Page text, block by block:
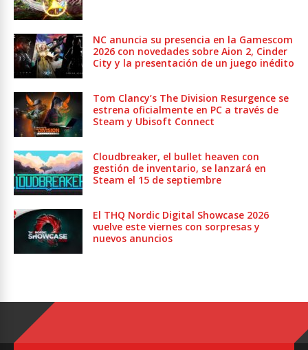
NC anuncia su presencia en la Gamescom
2026 con novedades sobre Aion 2, Cinder
City y la presentación de un juego inédito
Tom Clancy’s The Division Resurgence se
estrena oficialmente en PC a través de
Steam y Ubisoft Connect
Cloudbreaker, el bullet heaven con
gestión de inventario, se lanzará en
Steam el 15 de septiembre
El THQ Nordic Digital Showcase 2026
vuelve este viernes con sorpresas y
nuevos anuncios